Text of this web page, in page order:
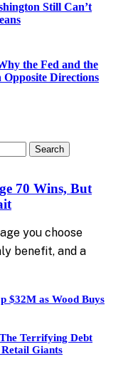
Still Can’t
the Fed and the
Directions
70 Wins, But
you choose
benefit, and a
$32M as Wood Buys
Terrifying Debt
Retail Giants